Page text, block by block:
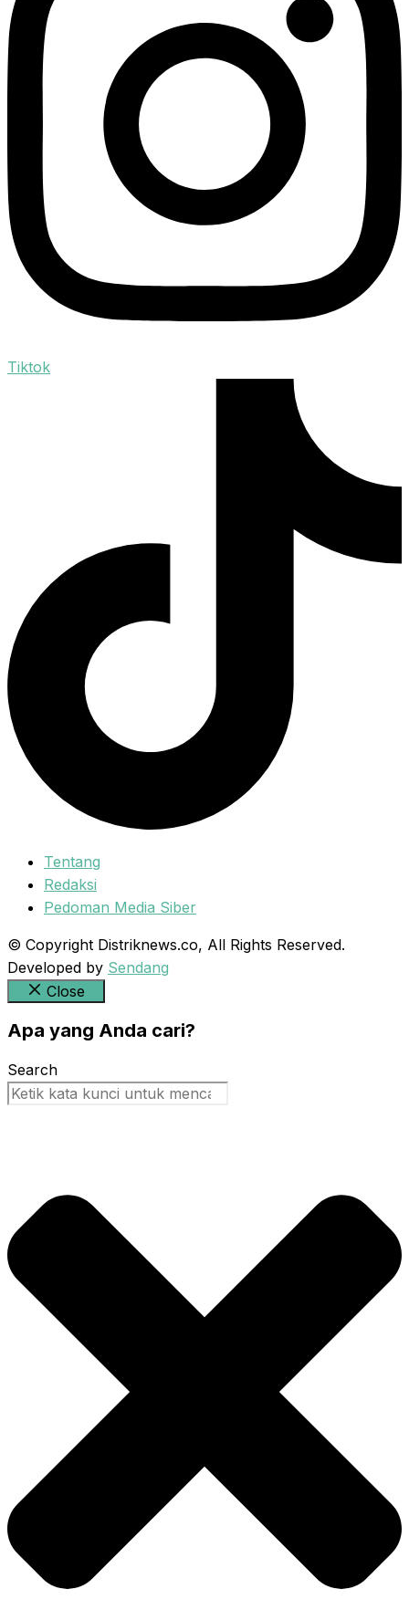
Tiktok
Tentang
Redaksi
Pedoman Media Siber
© Copyright Distriknews.co, All Rights Reserved.
Developed by Sendang
Close
Apa yang Anda cari?
Search